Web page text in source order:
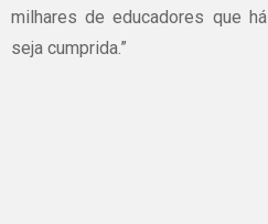
milhares de educadores que
seja cumprida.”